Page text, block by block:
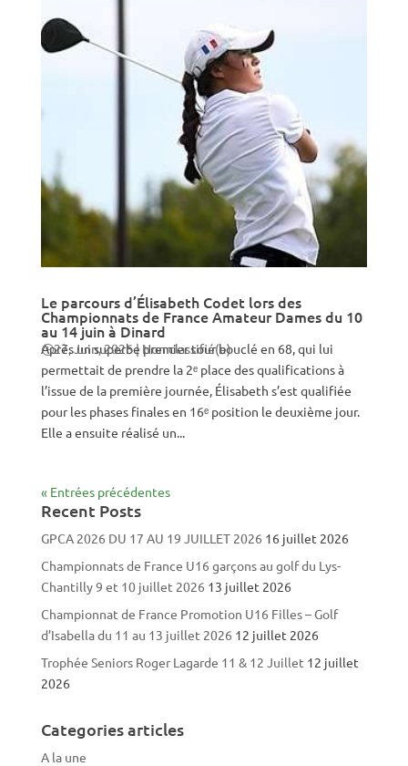
Le parcours d’Élisabeth Codet lors des
Championnats de France Amateur Dames du 10
au 14 juin à Dinard
27, Juin, 2026| Non classifié(e)
Après un superbe premier tour bouclé en 68, qui lui
permettait de prendre la 2ᵉ place des qualifications à
l’issue de la première journée, Élisabeth s’est qualifiée
pour les phases finales en 16ᵉ position le deuxième jour.
Elle a ensuite réalisé un...
« Entrées précédentes
Recent Posts
GPCA 2026 DU 17 AU 19 JUILLET 2026 16 juillet 2026
Championnats de France U16 garçons au golf du Lys-
Chantilly 9 et 10 juillet 2026 13 juillet 2026
Championnat de France Promotion U16 Filles – Golf
d’Isabella du 11 au 13 juillet 2026 12 juillet 2026
Trophée Seniors Roger Lagarde 11 & 12 Juillet 12 juillet
2026
Categories articles
A la une